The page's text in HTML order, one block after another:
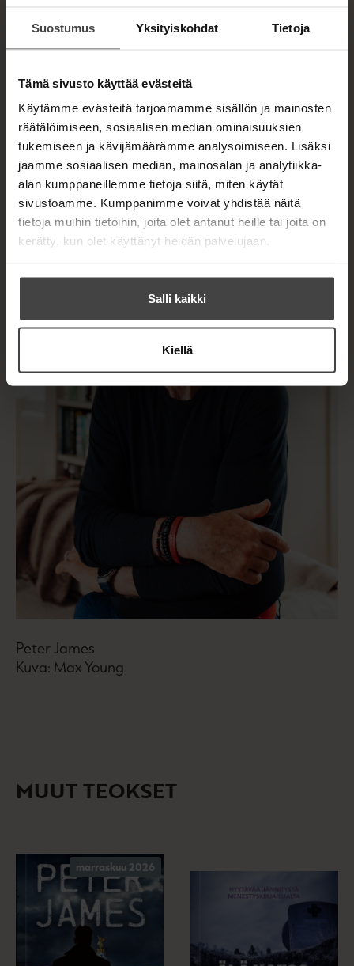
Suostumus Yksityiskohdat Tietoja
Tämä sivusto käyttää evästeitä
Käytämme evästeitä tarjoamamme sisällön ja mainosten
räätälöimiseen, sosiaalisen median ominaisuuksien
tukemiseen ja kävijämäärämme analysoimiseen. Lisäksi
jaamme sosiaalisen median, mainosalan ja analytiikka-
alan kumppaneillemme tietoja siitä, miten käytät
sivustoamme. Kumppanimme voivat yhdistää näitä
tietoja muihin tietoihin, joita olet antanut heille tai joita on
kerätty, kun olet käyttänyt heidän palvelujaan.
Salli kaikki
Kiellä
t
e
n
ä
l
i
l
e
t
e
e
u
e
n
v
ä
l
e
h
t
e
a
u
t
e
e
v
ä
l
i
l
e
n
Lue lisää tekijästä
t
r
J
m
e
s
Peter James
Kuva: Max Young
MUUT TEOKSET
marraskuu 2026